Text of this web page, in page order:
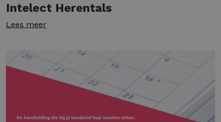
Intelect Herentals
Lees meer